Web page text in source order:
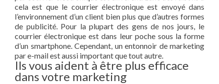
cela est que le courrier électronique est envoyé dans
l’environnement d’un client bien plus que d’autres formes
de publicité. Pour la plupart des gens de nos jours, le
courrier électronique est dans leur poche sous la forme
d’un smartphone. Cependant, un entonnoir de marketing
par e-mail est aussi important que tout autre.
Ils vous aident à être plus efficace
dans votre marketing